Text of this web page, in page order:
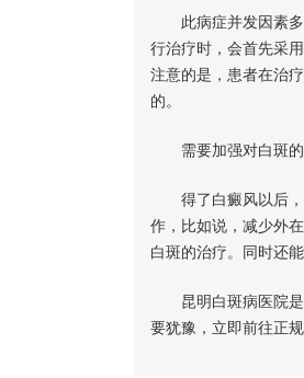
此病症并发因素多
行治疗时，会首先采
注意的是，患者在治
的。
需要加强对白斑的
得了白癜风以后，
作，比如说，减少外
白斑的治疗。同时还
昆明白斑病医院是
要犹豫，立即前往正